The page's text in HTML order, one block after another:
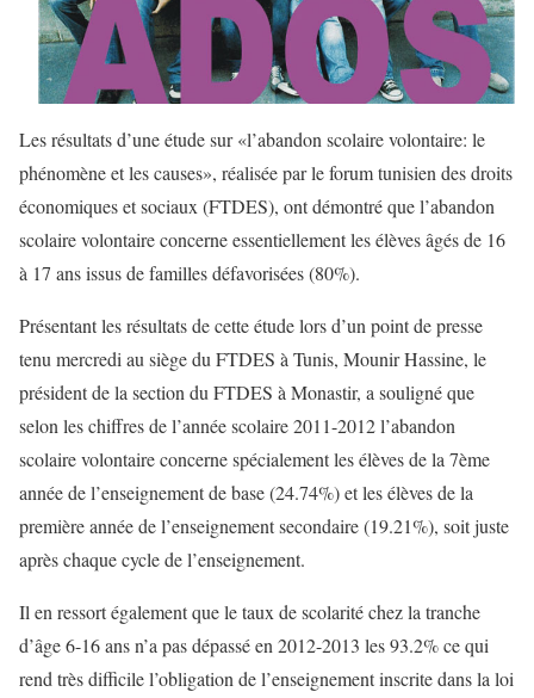
Les résultats d’une étude sur «l’abandon scolaire volontaire: le
phénomène et les causes», réalisée par le forum tunisien des droits
économiques et sociaux (FTDES), ont démontré que l’abandon
scolaire volontaire concerne essentiellement les élèves âgés de 16
à 17 ans issus de familles défavorisées (80%).
Présentant les résultats de cette étude lors d’un point de presse
tenu mercredi au siège du FTDES à Tunis, Mounir Hassine, le
président de la section du FTDES à Monastir, a souligné que
selon les chiffres de l’année scolaire 2011-2012 l’abandon
scolaire volontaire concerne spécialement les élèves de la 7ème
année de l’enseignement de base (24.74%) et les élèves de la
première année de l’enseignement secondaire (19.21%), soit juste
après chaque cycle de l’enseignement.
Il en ressort également que le taux de scolarité chez la tranche
d’âge 6-16 ans n’a pas dépassé en 2012-2013 les 93.2% ce qui
rend très difficile l’obligation de l’enseignement inscrite dans la loi